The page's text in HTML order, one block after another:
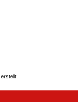
erstellt.